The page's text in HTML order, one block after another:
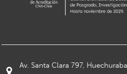
Av. Santa Clara 797,